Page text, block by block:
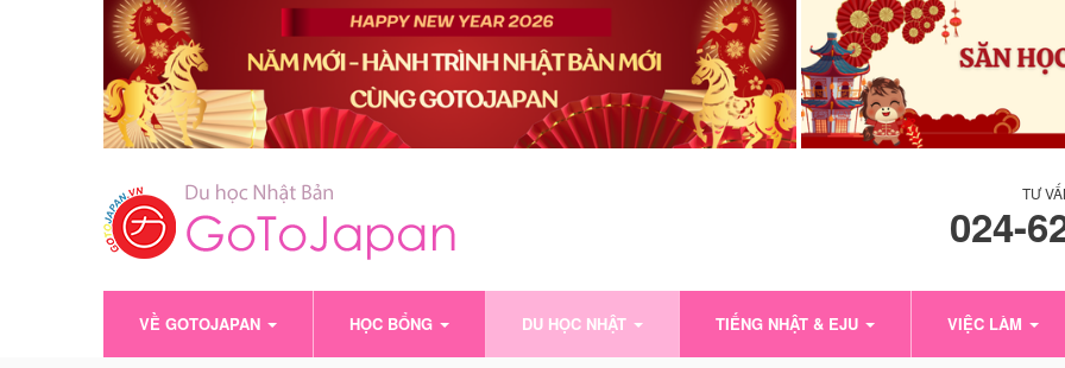
TƯ
024-
VỀ GOTOJAPAN HỌC BỔNG DU HỌC NHẬT TIẾNG NHẬT & EJU VIỆC LÀM